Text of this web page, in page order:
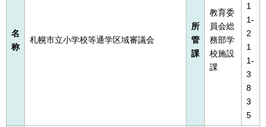
名
称
札幌市立小学校等通学区域審議会
所
管
課
教育委
員会総
務部学
校施設
課
1
1-
2
1
1-
3
8
3
5